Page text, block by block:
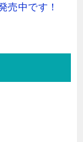
売中です！